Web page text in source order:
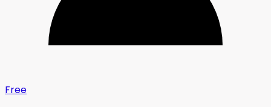
Free